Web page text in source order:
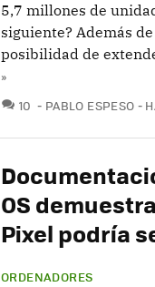
5,7 millones de
siguiente? Además
posibilidad de
»
10 COMENTARIOS
PABLO ESPESO
OS
Pixel podría
ORDENADORES